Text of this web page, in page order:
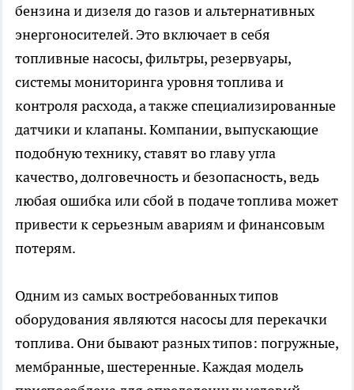
бензина и дизеля до газов и альтернативных
энергоносителей. Это включает в себя
топливные насосы, фильтры, резервуары,
системы мониторинга уровня топлива и
контроля расхода, а также специализированные
датчики и клапаны. Компании, выпускающие
подобную технику, ставят во главу угла
качество, долговечность и безопасность, ведь
любая ошибка или сбой в подаче топлива может
привести к серьезным авариям и финансовым
потерям.
Одним из самых востребованных типов
оборудования являются насосы для перекачки
топлива. Они бывают разных типов: погружные,
мембранные, шестеренные. Каждая модель